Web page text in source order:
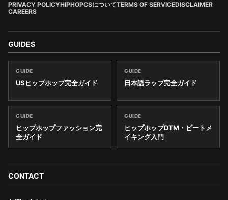
PRIVACY POLICYHIPHOPCSについてTERMS OF SERVICEDISCLAIMER
CAREERS
GUIDES
GUIDE
USヒップホップ完全ガイド
GUIDE
日本語ラップ完全ガイド
GUIDE
ヒップホップファッション完
全ガイド
GUIDE
ヒップホップDTM・ビートメ
イキング入門
CONTACT